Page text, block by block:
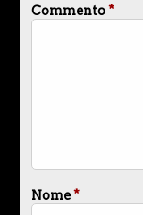
Commento*
Nome*